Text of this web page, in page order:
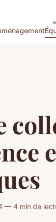
— 4 min de